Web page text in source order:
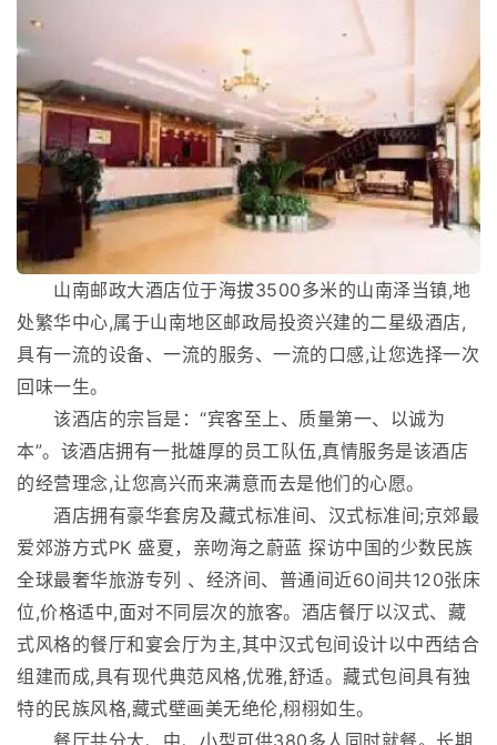
山南邮政大酒店位于海拔3500多米的山南泽当镇,地
处繁华中心,属于山南地区邮政局投资兴建的二星级酒店,
具有一流的设备、一流的服务、一流的口感,让您选择一次
回味一生。
该酒店的宗旨是：“宾客至上、质量第一、以诚为
本”。该酒店拥有一批雄厚的员工队伍,真情服务是该酒店
的经营理念,让您高兴而来满意而去是他们的心愿。
酒店拥有豪华套房及藏式标准间、汉式标准间;京郊最
爱郊游方式PK 盛夏，亲吻海之蔚蓝 探访中国的少数民族
全球最奢华旅游专列 、经济间、普通间近60间共120张床
位,价格适中,面对不同层次的旅客。酒店餐厅以汉式、藏
式风格的餐厅和宴会厅为主,其中汉式包间设计以中西结合
组建而成,具有现代典范风格,优雅,舒适。藏式包间具有独
特的民族风格,藏式壁画美无绝伦,栩栩如生。